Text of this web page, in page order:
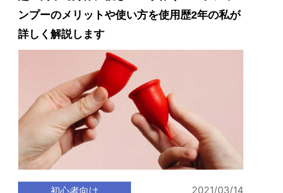
ンプーのメリットや使い方を使用歴2年の私が
詳しく解説します
初心者向け 2021/03/14